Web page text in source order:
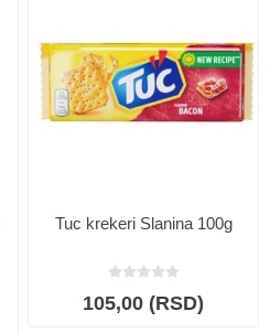
Tuc krekeri Slanina 100g
105,00 (RSD)